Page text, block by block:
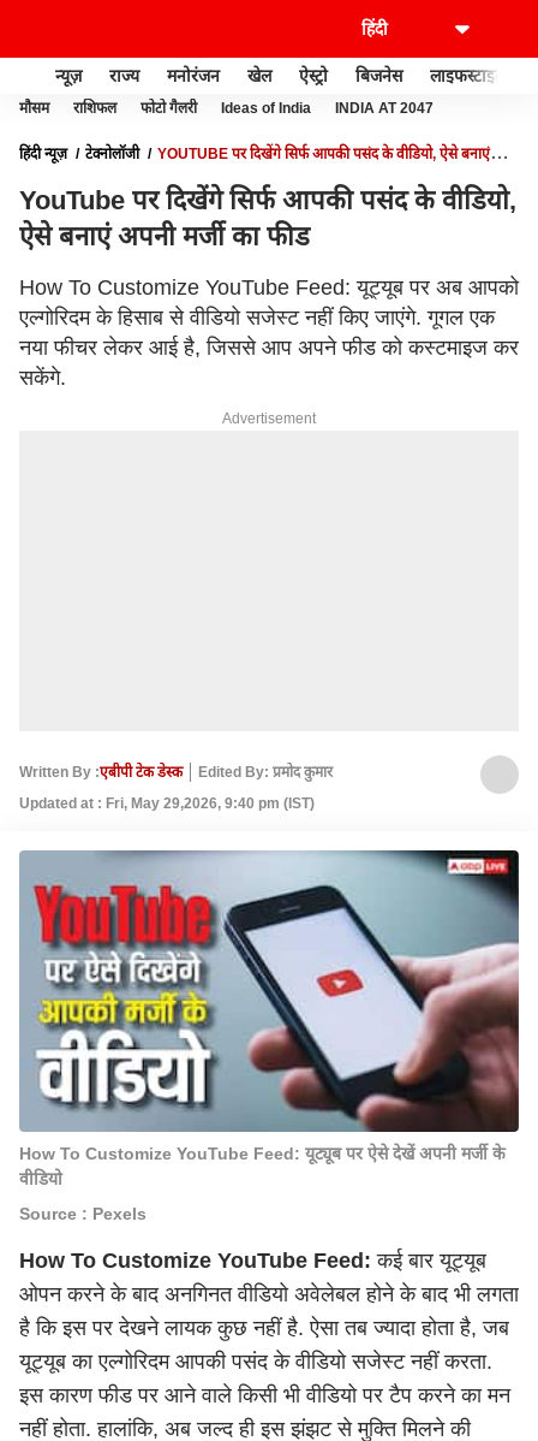
न्यूज़ राज्य मनोरंजन खेल ऐस्ट्रो बिजनेस लाइफस्टाइल
मौसम राशिफल फोटो गैलरी Ideas of India INDIA AT 2047
हिंदी न्यूज़ टेक्नोलॉजी
YOUTUBE पर दिखेंगे सिर्फ आपकी पसंद के वीडियो, ऐसे बनाएं
YouTube पर दिखेंगे सिर्फ आपकी पसंद के वीडियो,
ऐसे बनाएं अपनी मर्जी का फीड
How To Customize YouTube Feed: यूट्यूब पर अब आपको
एल्गोरिदम के हिसाब से वीडियो सजेस्ट नहीं किए जाएंगे. गूगल एक
नया फीचर लेकर आई है, जिससे आप अपने फीड को कस्टमाइज कर
सकेंगे.
Advertisement
Written By :एबीपी टेक डेस्क
Edited By: प्रमोद कुमार
Updated at : Fri, May 29,2026, 9:40 pm (IST)
How To Customize YouTube Feed: यूट्यूब पर ऐसे देखें अपनी मर्जी के
वीडियो
Source : Pexels
How To Customize YouTube Feed: कई बारयूट्यूब
ओपन करने के बाद अनगिनत वीडियो अवेलेबल होने के बाद भी लगता
है कि इस पर देखने लायक कुछ नहीं है. ऐसा तब ज्यादा होता है, जब
यूट्यूब का एल्गोरिदम आपकी पसंद के वीडियो सजेस्ट नहीं करता.
इस कारण फीड पर आने वाले किसी भी वीडियो पर टैप करने का मन
नहीं होता. हालांकि, अब जल्द ही इस झंझट से मुक्ति मिलने की